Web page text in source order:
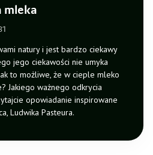
mleka
natury i jest bardzo ciekawy
jego ciekawości nie umyka
to możliwe, że w cieple mleko
Jakiego ważnego odkrycia
opowiadanie inspirowane
Ludwika Pasteura.